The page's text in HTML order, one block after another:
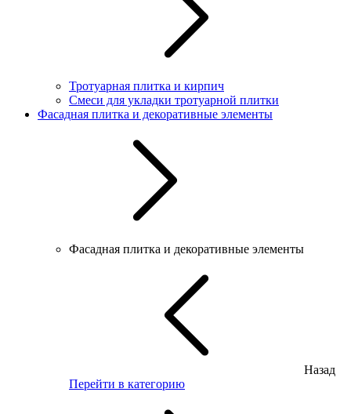
Тротуарная плитка и кирпич
Смеси для укладки тротуарной плитки
Фасадная плитка и декоративные элементы
Фасадная плитка и декоративные элементы
Назад
Перейти в категорию